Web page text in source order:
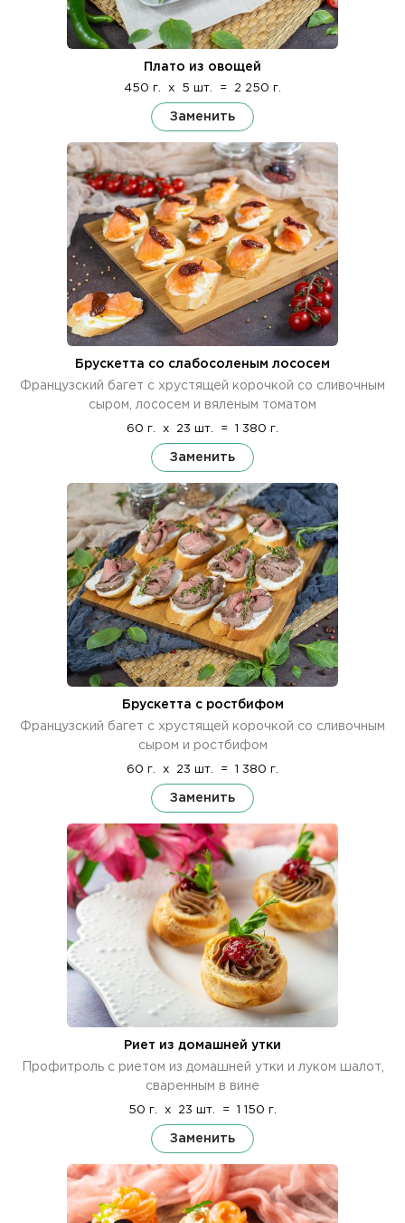
Плато из овощей
450 г. x 5 шт. = 2 250 г.
Заменить
Брускетта со слабосоленым лососем
Французский багет с хрустящей корочкой со сливочным
сыром, лососем и вяленым томатом
60 г. x 23 шт. = 1 380 г.
Заменить
Брускетта с ростбифом
Французский багет с хрустящей корочкой со сливочным
сыром и ростбифом
60 г. x 23 шт. = 1 380 г.
Заменить
Риет из домашней утки
Профитроль с риетом из домашней утки и луком шалот,
сваренным в вине
50 г. x 23 шт. = 1 150 г.
Заменить